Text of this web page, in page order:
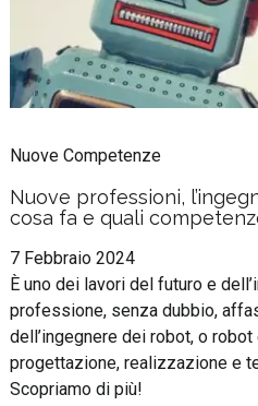
Nuove Competenze
Nuove professioni,
cosa fa e quali
7 Febbraio 2024
È uno dei lavori del futuro e
professione, senza dubbio,
dell’ingegnere dei robot, o
progettazione, realizzazione e
Scopriamo di più!